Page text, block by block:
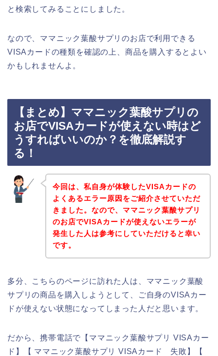
と検索してみることにしました。
なので、ママニック葉酸サプリのお店で利用できる
VISAカードの種類を確認の上、商品を購入するとよい
かもしれませんよ。
【まとめ】ママニック葉酸サプリの
お店でVISAカードが使えない時はど
うすればいいのか？を徹底解説す
る！
今回は、私自身が体験したVISAカードの
よくあるエラー原因をご紹介させていただ
きました。なので、ママニック葉酸サプリ
のお店でVISAカードが使えないエラーが
発生した人は参考にしていただけると幸い
です。
多分、こちらのページに訪れた人は、ママニック葉酸
サプリの商品を購入しようとして、ご自身のVISAカー
ドが使えない状態になってしまった人だと思います。
だから、携帯電話で【ママニック葉酸サプリ VISAカー
ド】【 ママニック葉酸サプリ VISAカード 失敗】【